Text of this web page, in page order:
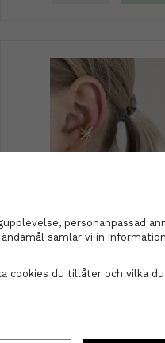
Ear cuff - Stjärna
personanpassad
samlar vi in
cookies du tillåter och vilka